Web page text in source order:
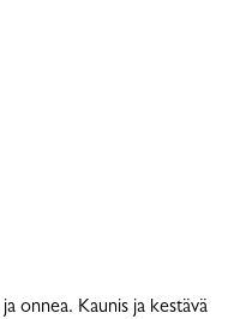
onnea. Kaunis ja kestävä